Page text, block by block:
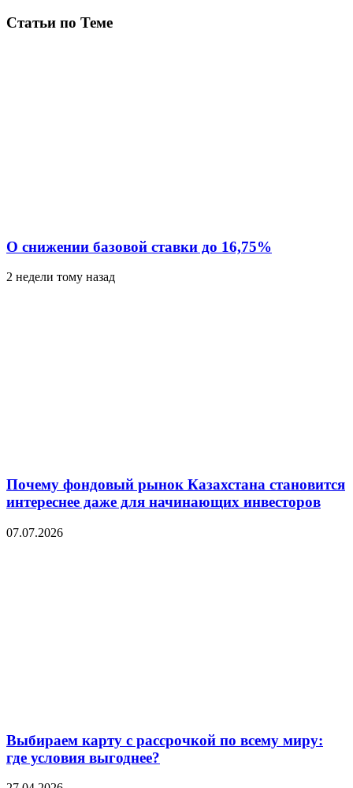
Статьи по Теме
О снижении базовой ставки до 16,75%
2 недели тому назад
Почему фондовый рынок Казахстана становится
интереснее даже для начинающих инвесторов
07.07.2026
Выбираем карту с рассрочкой по всему миру:
где условия выгоднее?